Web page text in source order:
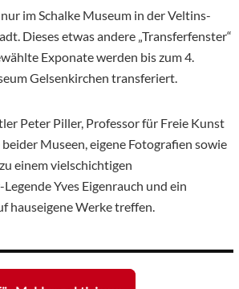
im Schalke Museum in der Veltins-
Dieses etwas andere „Transferfenster“
Exponate werden bis zum 4.
Gelsenkirchen transferiert.
Peter Piller, Professor für Freie Kunst
Museen, eigene Fotografien sowie
einem vielschichtigen
Yves Eigenrauch und ein
hauseigene Werke treffen.